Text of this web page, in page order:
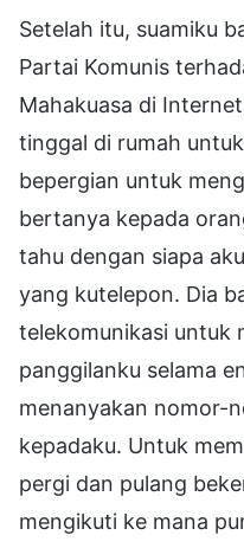
Setelah itu, suamiku
Partai Komunis
Mahakuasa di
tinggal di rumah
bepergian untuk
bertanya kepada
tahu dengan siapa
yang kutelepon. Dia
telekomunikasi untuk
panggilanku selama
menanyakan nomor-
kepadaku. Untuk
pergi dan pulang
mengikuti ke mana